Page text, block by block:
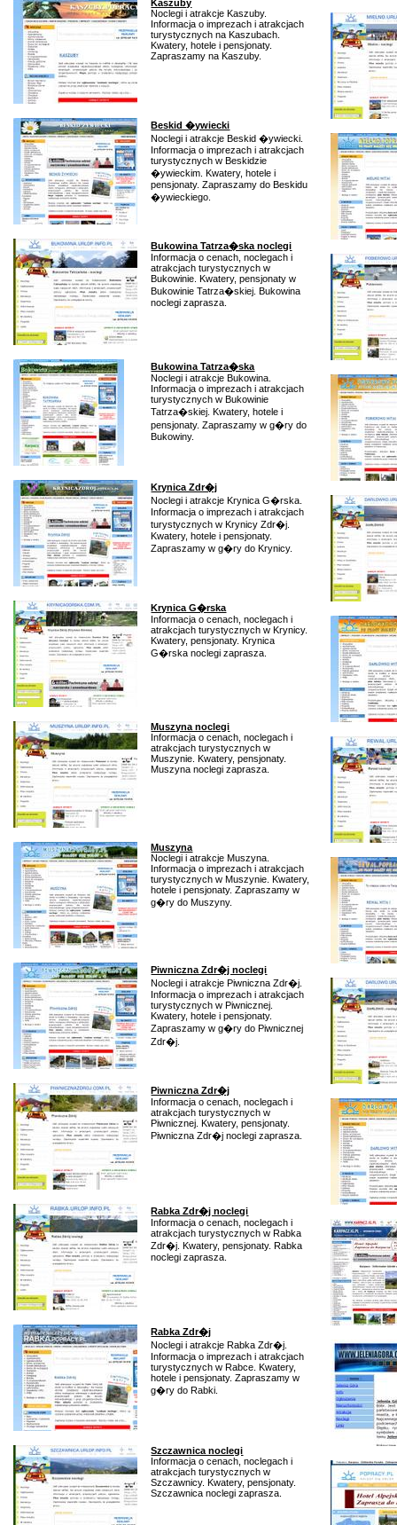
Kaszuby
Noclegi i atrakcje Kaszuby.
Informacja o imprezach i atrakcjach
turystycznych na Kaszubach.
Kwatery, hotele i pensjonaty.
Zapraszamy na Kaszuby.
Beskid �ywiecki
Noclegi i atrakcje Beskid �ywiecki.
Informacja o imprezach i atrakcjach
turystycznych w Beskidzie
�ywieckim. Kwatery, hotele i
pensjonaty. Zapraszamy do Beskidu
�ywieckiego.
Bukowina Tatrza�ska noclegi
Informacja o cenach, noclegach i
atrakcjach turystycznych w
Bukowinie. Kwatery, pensjonaty w
Bukowinie Tatrza�skiej. Bukowina
noclegi zaprasza.
Bukowina Tatrza�ska
Noclegi i atrakcje Bukowina.
Informacja o imprezach i atrakcjach
turystycznych w Bukowinie
Tatrza�skiej. Kwatery, hotele i
pensjonaty. Zapraszamy w g�ry do
Bukowiny.
Krynica Zdr�j
Noclegi i atrakcje Krynica G�rska.
Informacja o imprezach i atrakcjach
turystycznych w Krynicy Zdr�j.
Kwatery, hotele i pensjonaty.
Zapraszamy w g�ry do Krynicy.
Krynica G�rska
Informacja o cenach, noclegach i
atrakcjach turystycznych w Krynicy.
Kwatery, pensjonaty. Krynica
G�rska noclegi zaprasza.
Muszyna noclegi
Informacja o cenach, noclegach i
atrakcjach turystycznych w
Muszynie. Kwatery, pensjonaty.
Muszyna noclegi zaprasza.
Muszyna
Noclegi i atrakcje Muszyna.
Informacja o imprezach i atrakcjach
turystycznych w Muszynie. Kwatery,
hotele i pensjonaty. Zapraszamy w
g�ry do Muszyny.
Piwniczna Zdr�j noclegi
Noclegi i atrakcje Piwniczna Zdr�j.
Informacja o imprezach i atrakcjach
turystycznych w Piwnicznej.
Kwatery, hotele i pensjonaty.
Zapraszamy w g�ry do Piwnicznej
Zdr�j.
Piwniczna Zdr�j
Informacja o cenach, noclegach i
atrakcjach turystycznych w
Piwnicznej. Kwatery, pensjonaty.
Piwniczna Zdr�j noclegi zaprasza.
Rabka Zdr�j noclegi
Informacja o cenach, noclegach i
atrakcjach turystycznych w Rabka
Zdr�j. Kwatery, pensjonaty. Rabka
noclegi zaprasza.
Rabka Zdr�j
Noclegi i atrakcje Rabka Zdr�j.
Informacja o imprezach i atrakcjach
turystycznych w Rabce. Kwatery,
hotele i pensjonaty. Zapraszamy w
g�ry do Rabki.
Szczawnica noclegi
Informacja o cenach, noclegach i
atrakcjach turystycznych w
Szczawnicy. Kwatery, pensjonaty.
Szczawnica noclegi zaprasza.